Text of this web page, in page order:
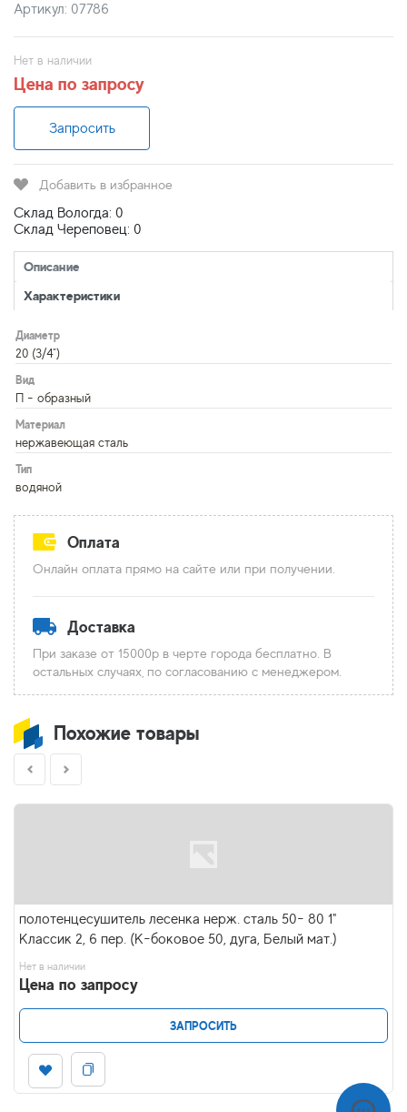
Артикул: 07786
Нет в наличии
Цена по запросу
Запросить
Добавить в избранное
Склад Вологда: 0
Склад Череповец: 0
Описание
Характеристики
Диаметр
20 (3/4")
Вид
П - образный
Материал
нержавеющая сталь
Тип
водяной
Оплата
Онлайн оплата прямо на сайте или при получении.
Доставка
При заказе от 15000р в черте города бесплатно. В
остальных случаях, по согласованию с менеджером.
Похожие товары
полотенцесушитель лесенка нерж. сталь 50- 80 1"
Классик 2, 6 пер. (К-боковое 50, дуга, Белый мат.)
Нет в наличии
Цена по запросу
ЗАПРОСИТЬ